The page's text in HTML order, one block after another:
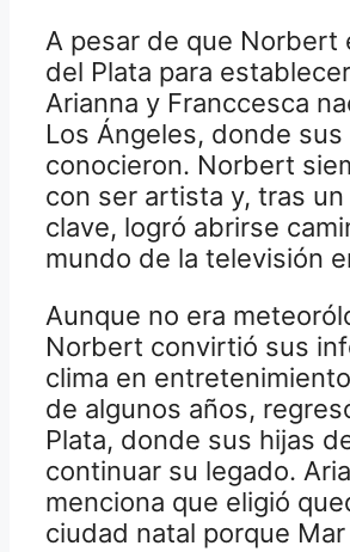
A pesar de que Norbert
del Plata para
Arianna y Franccesca
Los Ángeles, donde
conocieron. Norbert
con ser artista y, tras
clave, logró abrirse
mundo de la televisión
Aunque no era
Norbert convirtió sus
clima en
de algunos años,
Plata, donde sus hijas
continuar su legado.
menciona que eligió
ciudad natal porque